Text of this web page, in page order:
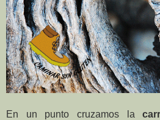
En un punto cruzamos la